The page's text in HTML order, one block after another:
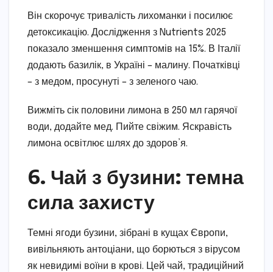
Він скорочує тривалість лихоманки і посилює
детоксикацію. Дослідження з Nutrients 2025
показало зменшення симптомів на 15%. В Італії
додають базилік, в Україні – малину. Початківці
– з медом, просунуті – з зеленого чаю.
Вижміть сік половини лимона в 250 мл гарячої
води, додайте мед. Пийте свіжим. Яскравість
лимона освітлює шлях до здоров’я.
6. Чай з бузини: темна
сила захисту
Темні ягоди бузини, зібрані в кущах Європи,
вивільняють антоціани, що борються з вірусом
як невидимі воїни в крові. Цей чай, традиційний